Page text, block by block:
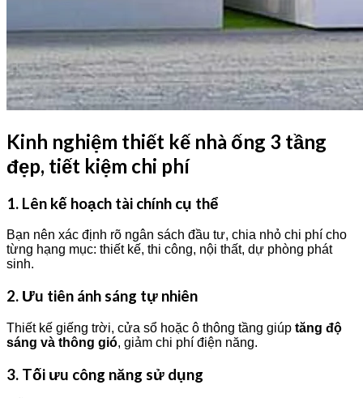
Kinh nghiệm thiết kế nhà ống 3 tầng
đẹp, tiết kiệm chi phí
1. Lên kế hoạch tài chính cụ thể
Bạn nên xác định rõ ngân sách đầu tư, chia nhỏ chi phí cho
từng hạng mục: thiết kế, thi công, nội thất, dự phòng phát
sinh.
2. Ưu tiên ánh sáng tự nhiên
Thiết kế giếng trời, cửa sổ hoặc ô thông tầng giúp tăng độ
sáng và thông gió, giảm chi phí điện năng.
3. Tối ưu công năng sử dụng